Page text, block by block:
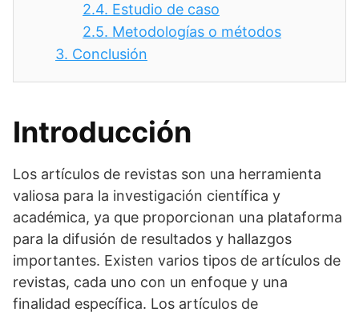
2.4. Estudio de caso
2.5. Metodologías o métodos
3. Conclusión
Introducción
Los artículos de revistas son una herramienta
valiosa para la investigación científica y
académica, ya que proporcionan una plataforma
para la difusión de resultados y hallazgos
importantes. Existen varios tipos de artículos de
revistas, cada uno con un enfoque y una
finalidad específica. Los artículos de